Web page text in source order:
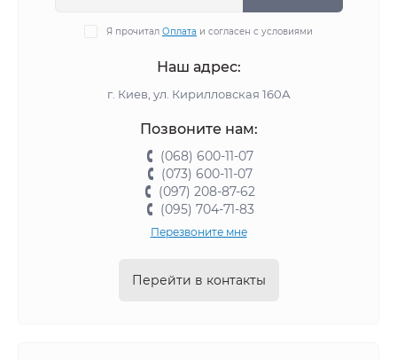
Я прочитал Оплата и согласен с условиями
Наш адрес:
г. Киев, ул. Кирилловская 160А
Позвоните нам:
(068) 600-11-07
(073) 600-11-07
(097) 208-87-62
(095) 704-71-83
Перезвоните мне
Перейти в контакты